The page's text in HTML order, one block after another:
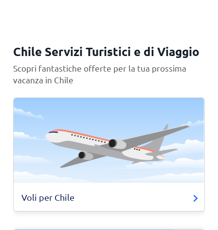
Chile Servizi Turistici e di Viaggio
Scopri fantastiche offerte per la tua prossima
vacanza in Chile
Voli per Chile